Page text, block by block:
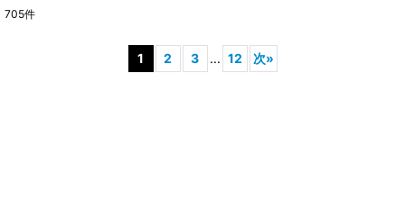
705件
1 2 3 ... 12 次»